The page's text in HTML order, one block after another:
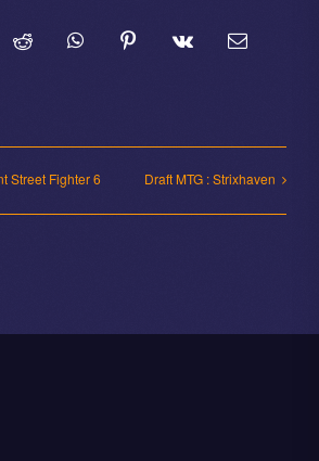
RedditWhatsAppPinterest
Vk Email
Street Fighter 6 Draft MTG : Strixhaven